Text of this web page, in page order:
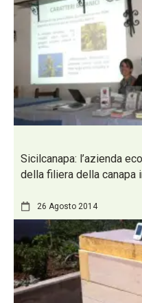
Sicilcanapa: l’azienda
della filiera della canapa
26 Agosto 2014